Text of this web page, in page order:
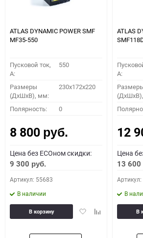
ATLAS DYNAMIC POWER SMF
MF35-550
Пусковой ток,
A:
550
Размеры
(ДхШхВ), мм:
230x172x220
Полярность: 0
8 800 руб.
Цена без ECOном скидки:
9 300 руб.
Артикул: 55683
В наличии
ДобавитьДобавить
В корзину
ATLAS
A:
12
Цена
13 600
Артикул:
В
В